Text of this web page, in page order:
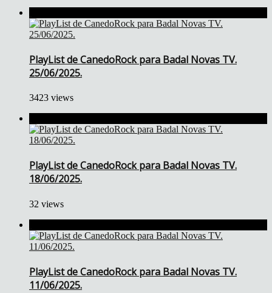
PlayList de CanedoRock para Badal Novas TV.
25/06/2025.
3423 views
PlayList de CanedoRock para Badal Novas TV.
18/06/2025.
32 views
PlayList de CanedoRock para Badal Novas TV.
11/06/2025.